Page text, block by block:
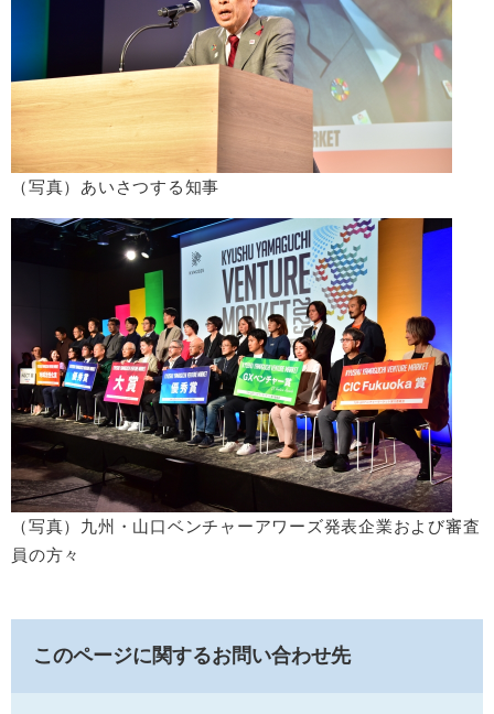
（写真）あいさつする知事
（写真）九州・山口ベンチャーアワーズ発表企業および審査
員の方々
このページに関するお問い合わせ先